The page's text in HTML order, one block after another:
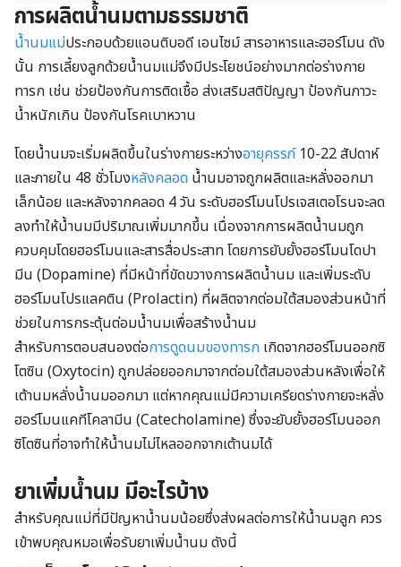
การผลิตน้ำนมตามธรรมชาติ
น้ำนมแม่ประกอบด้วยแอนติบอดี เอนไซม์ สารอาหารและฮอร์โมน ดัง
นั้น การเลี้ยงลูกด้วยน้ำนมแม่จึงมีประโยชน์อย่างมากต่อร่างกาย
ทารก เช่น ช่วยป้องกันการติดเชื้อ ส่งเสริมสติปัญญา ป้องกันภาวะ
น้ำหนักเกิน ป้องกันโรคเบาหวาน
โดยน้ำนมจะเริ่มผลิตขึ้นในร่างกายระหว่างอายุครรภ์10-22 สัปดาห์
และภายใน 48 ชั่วโมงหลังคลอด น้ำนมอาจถูกผลิตและหลั่งออกมา
เล็กน้อย และหลังจากคลอด 4 วัน ระดับฮอร์โมนโปรเจสเตอโรนจะลด
ลงทำให้น้ำนมมีปริมาณเพิ่มมากขึ้น เนื่องจากการผลิตน้ำนมถูก
ควบคุมโดยฮอร์โมนและสารสื่อประสาท โดยการยับยั้งฮอร์โมนโดปา
มีน (Dopamine) ที่มีหน้าที่ขัดขวางการผลิตน้ำนม และเพิ่มระดับ
ฮอร์โมนโปรแลคติน (Prolactin) ที่ผลิตจากต่อมใต้สมองส่วนหน้าที่
ช่วยในการกระตุ้นต่อมน้ำนมเพื่อสร้างน้ำนม
สำหรับการตอบสนองต่อการดูดนมของทารก เกิดจากฮอร์โมนออกซิ
โตซิน (Oxytocin) ถูกปล่อยออกมาจากต่อมใต้สมองส่วนหลังเพื่อให้
เต้านมหลั่งน้ำนมออกมา แต่หากคุณแม่มีความเครียดร่างกายจะหลั่ง
ฮอร์โมนแคทีโคลามีน (Catecholamine) ซึ่งจะยับยั้งฮอร์โมนออก
ซิโตซินที่อาจทำให้น้ำนมไม่ไหลออกจากเต้านมได้
ยาเพิ่มน้ำนม มีอะไรบ้าง
สำหรับคุณแม่ที่มีปัญหาน้ำนมน้อยซึ่งส่งผลต่อการให้น้ำนมลูก ควร
เข้าพบคุณหมอเพื่อรับยาเพิ่มน้ำนม ดังนี้